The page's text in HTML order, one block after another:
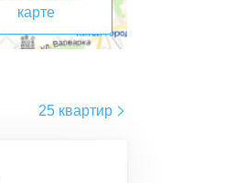
карте
25 квартир